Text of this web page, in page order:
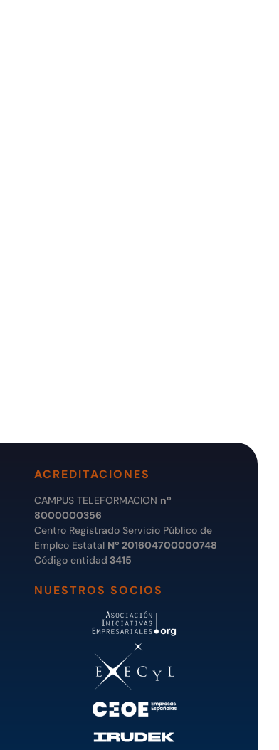
ACREDITACIONES
CAMPUS TELEFORMACION nº
8000000356
Centro Registrado Servicio Público de
Empleo Estatal Nº 201604700000748
Código entidad 3415
NUESTROS SOCIOS